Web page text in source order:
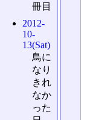
冊目
2012-
10-
13(Sat)
鳥に
なり
きれ
なか
った